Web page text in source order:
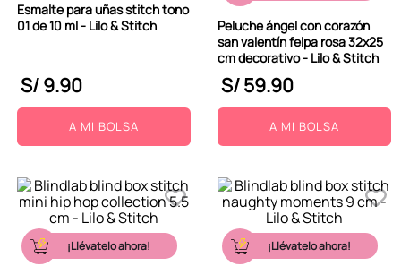
Esmalte para uñas stitch tono
01 de 10 ml - Lilo & Stitch
S/9.90
A MI BOLSA
Peluche ángel con corazón
san valentín felpa rosa 32x25
cm decorativo - Lilo & Stitch
S/59.90
A MI BOLSA
¡Llévatelo ahora! ¡Llévatelo ahora!